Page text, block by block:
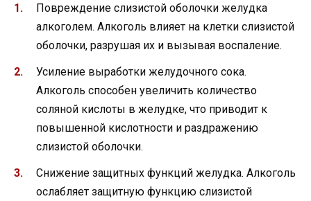
Повреждение слизистой оболочки желудка
алкоголем. Алкоголь влияет на клетки слизистой
оболочки, разрушая их и вызывая воспаление.
Усиление выработки желудочного сока.
Алкоголь способен увеличить количество
соляной кислоты в желудке, что приводит к
повышенной кислотности и раздражению
слизистой оболочки.
Снижение защитных функций желудка. Алкоголь
ослабляет защитную функцию слизистой